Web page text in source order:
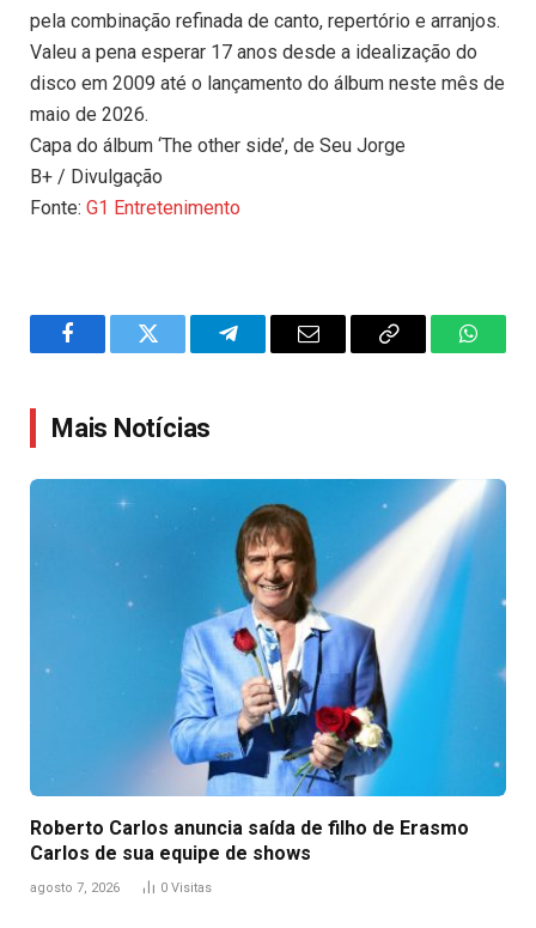
pela combinação refinada de canto, repertório e arranjos.
Valeu a pena esperar 17 anos desde a idealização do
disco em 2009 até o lançamento do álbum neste mês de
maio de 2026.
Capa do álbum ‘The other side’, de Seu Jorge
B+ / Divulgação
Fonte: G1 Entretenimento
FacebookTwitter TelegramEmail
Copy
Mais Notícias
Roberto Carlos anuncia saída de filho de Erasmo
Carlos de sua equipe de shows
agosto 7, 2026 0 Visitas